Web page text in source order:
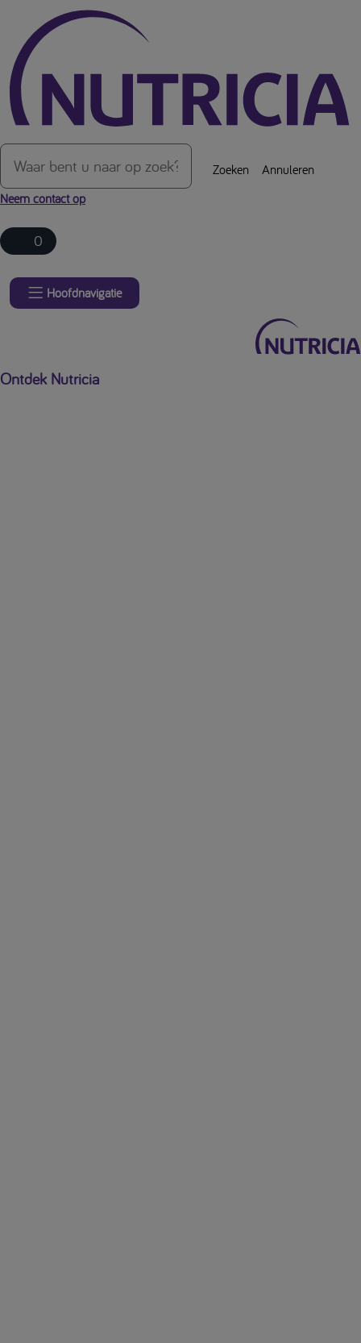
Over de inhoud van de pagina
Zoeken
Annuleren
Neem contact op
0
Hoofdnavigatie
Ontdek Nutricia